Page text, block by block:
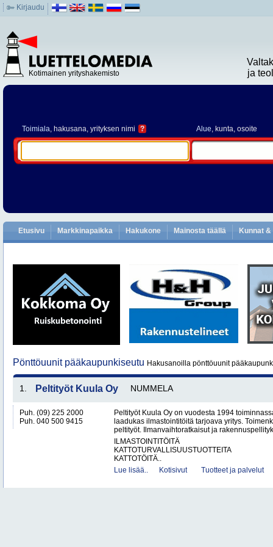
Kirjaudu
Kotimainen yrityshakemisto
ja
Toimiala, hakusana, yrityksen nimi ? Alue, kunta, osoite
Etusivu Markkinapaikka Hakukone Mainosta täällä Kunnat
Pönttöuunit pääkaupunkiseutu Hakusanoilla pönttöuunit
1. Peltityöt Kuula Oy NUMMELA
Puh. (09) 225 2000
Puh. 040 500 9415
Peltityöt Kuula Oy on vuodesta 1994
laadukas ilmastointitöitä tarjoava yritys.
peltityöt. Ilmanvaihtoratkaisut ja
ILMASTOINTITÖITÄ
KATTOTURVALLISUUSTUOTTEITA
KATTOTÖITÄ..
Lue lisää..
Kotisivut Tuotteet ja palvelut